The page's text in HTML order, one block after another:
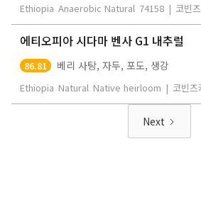
Ethiopia Anaerobic Natural 74158 | 코빈
에티오피아 시다마 벤사 G1 내추럴
86.81 베리 사탕, 자두, 포도, 생강
Ethiopia Natural Native heirloom | 코빈즈
Next